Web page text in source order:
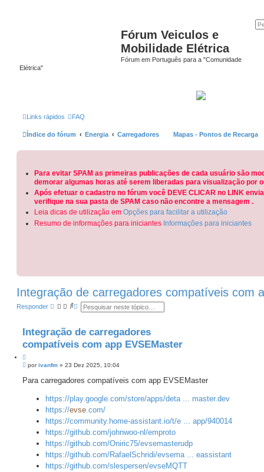
Fórum Veiculos e
Mobilidade Elétrica
Fórum em Português para a "Comunidade
Elétrica"
Links rápidos FAQ
Índice do fórum Energia Carregadores Mapas - Pontos de Recarga
Para evitar SPAM as primeiras publicações de cada usuário são
demorar algumas horas até serem liberadas para visualização por
Após efetuar o cadastro no fórum você DEVE CLICAR no LINK
verifique na sua pasta de SPAM caso não encontre a mensagem .
Leia dicas de utilização em Opções para facilitar a utilização
Resumo de informações para iniciantes Informações para iniciantes
Integração de carregadores compatíveis com
Responder
P
u
s
P
u
s
v
n
a
d
a
Integração de carregadores
compatíveis com app EVSEMaster
a
M
n
porivanfm » 23 Dez 2025, 10:04
Para carregadores compatíveis com app EVSEMaster
https://play.google.com/store/apps/deta ... master.dev
https://evse.com/
https://community.home-assistant.io/t/e ... app/940014
https://github.com/johnwoo-nl/emproto
https://github.com/Oniric75/evsemasterudp
https://github.com/RafaelSchridi/evsema ... eassistant
https://github.com/slespersen/evseMQTT